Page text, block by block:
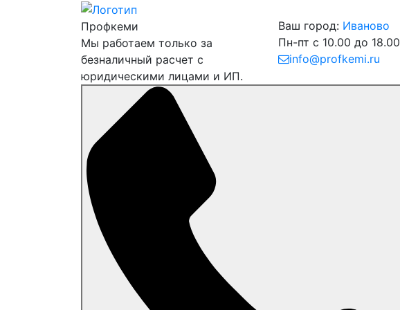
Профкеми
Мы работаем только за
безналичный расчет с
юридическими лицами и ИП.
Ваш город: Иваново
Пн-пт с 10.00 до 18.00
info@profkemi.ru